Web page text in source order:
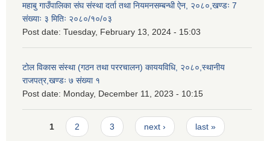
महाबु गाउँपालिका संघ संस्था दर्ता तथा नियमनसम्बन्धी ऐन, २०८०,खण्डः 7
संख्याः ३ मितिः २०८०/१०/०३
Post date: Tuesday, February 13, 2024 - 15:03
टोल विकास संस्था (गठन तथा पररचालन) काययविधि, २०८०,स्थानीय
राजपत्र,खण्डः ७ संख्या १
Post date: Monday, December 11, 2023 - 10:15
Pages
1 2 3 next › last »